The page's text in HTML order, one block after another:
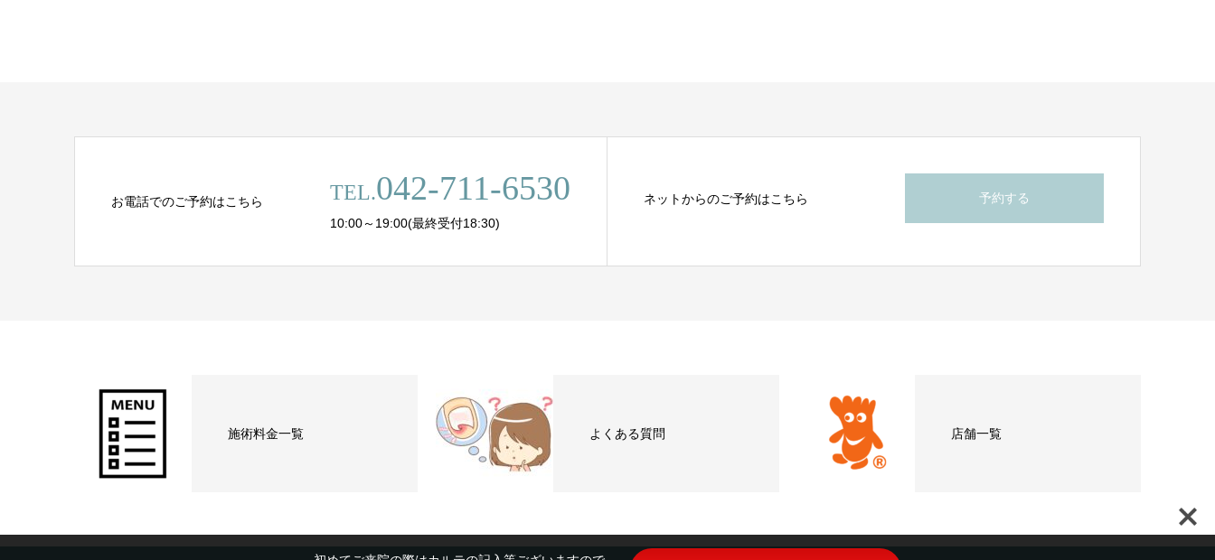
お電話でのご予約はこちら TEL.042-711-6530
10:00～19:00(最終受付18:30)
ネットからのご予約はこちら 予約する
施術料金一覧 よくある質問 店舗一覧